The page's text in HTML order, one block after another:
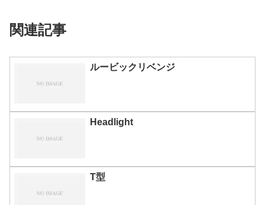
関連記事
ルービックリベンジ
Headlight
T型